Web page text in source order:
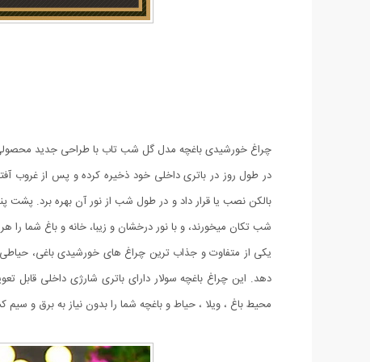
در طول روز در باتری داخلی خود ذخیره کرده و پس از غروب
شب تکان میخورند، و با نور درخشان و زیبا، خانه و باغ شما
یکی از متفاوت و جذاب ترین چراغ های خورشیدی باغی،
دهد. این چراغ باغچه سولار دارای باتری شارژی داخلی
محیط باغ ، ویلا ، حیاط و باغچه شما را بدون نیاز به برق و